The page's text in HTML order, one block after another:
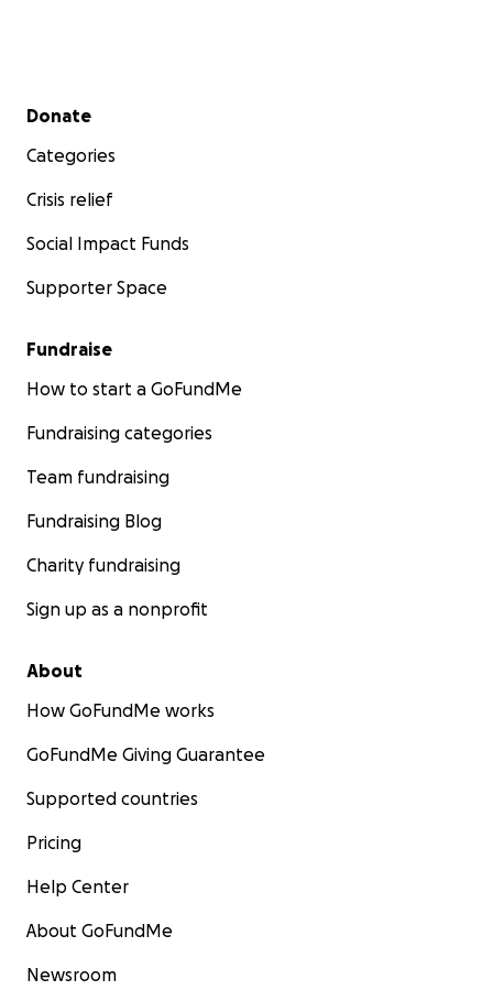
Secondary menu
Donate
Categories
Crisis relief
Social Impact Funds
Supporter Space
Fundraise
How to start a GoFundMe
Fundraising categories
Team fundraising
Fundraising Blog
Charity fundraising
Sign up as a nonprofit
About
How GoFundMe works
GoFundMe Giving Guarantee
Supported countries
Pricing
Help Center
About GoFundMe
Newsroom